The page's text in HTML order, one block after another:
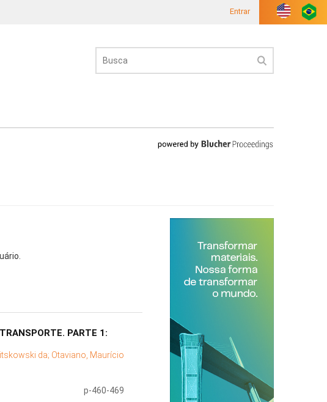
Entrar
PARTE 1:
da; Otaviano, Maurício
p-460-469